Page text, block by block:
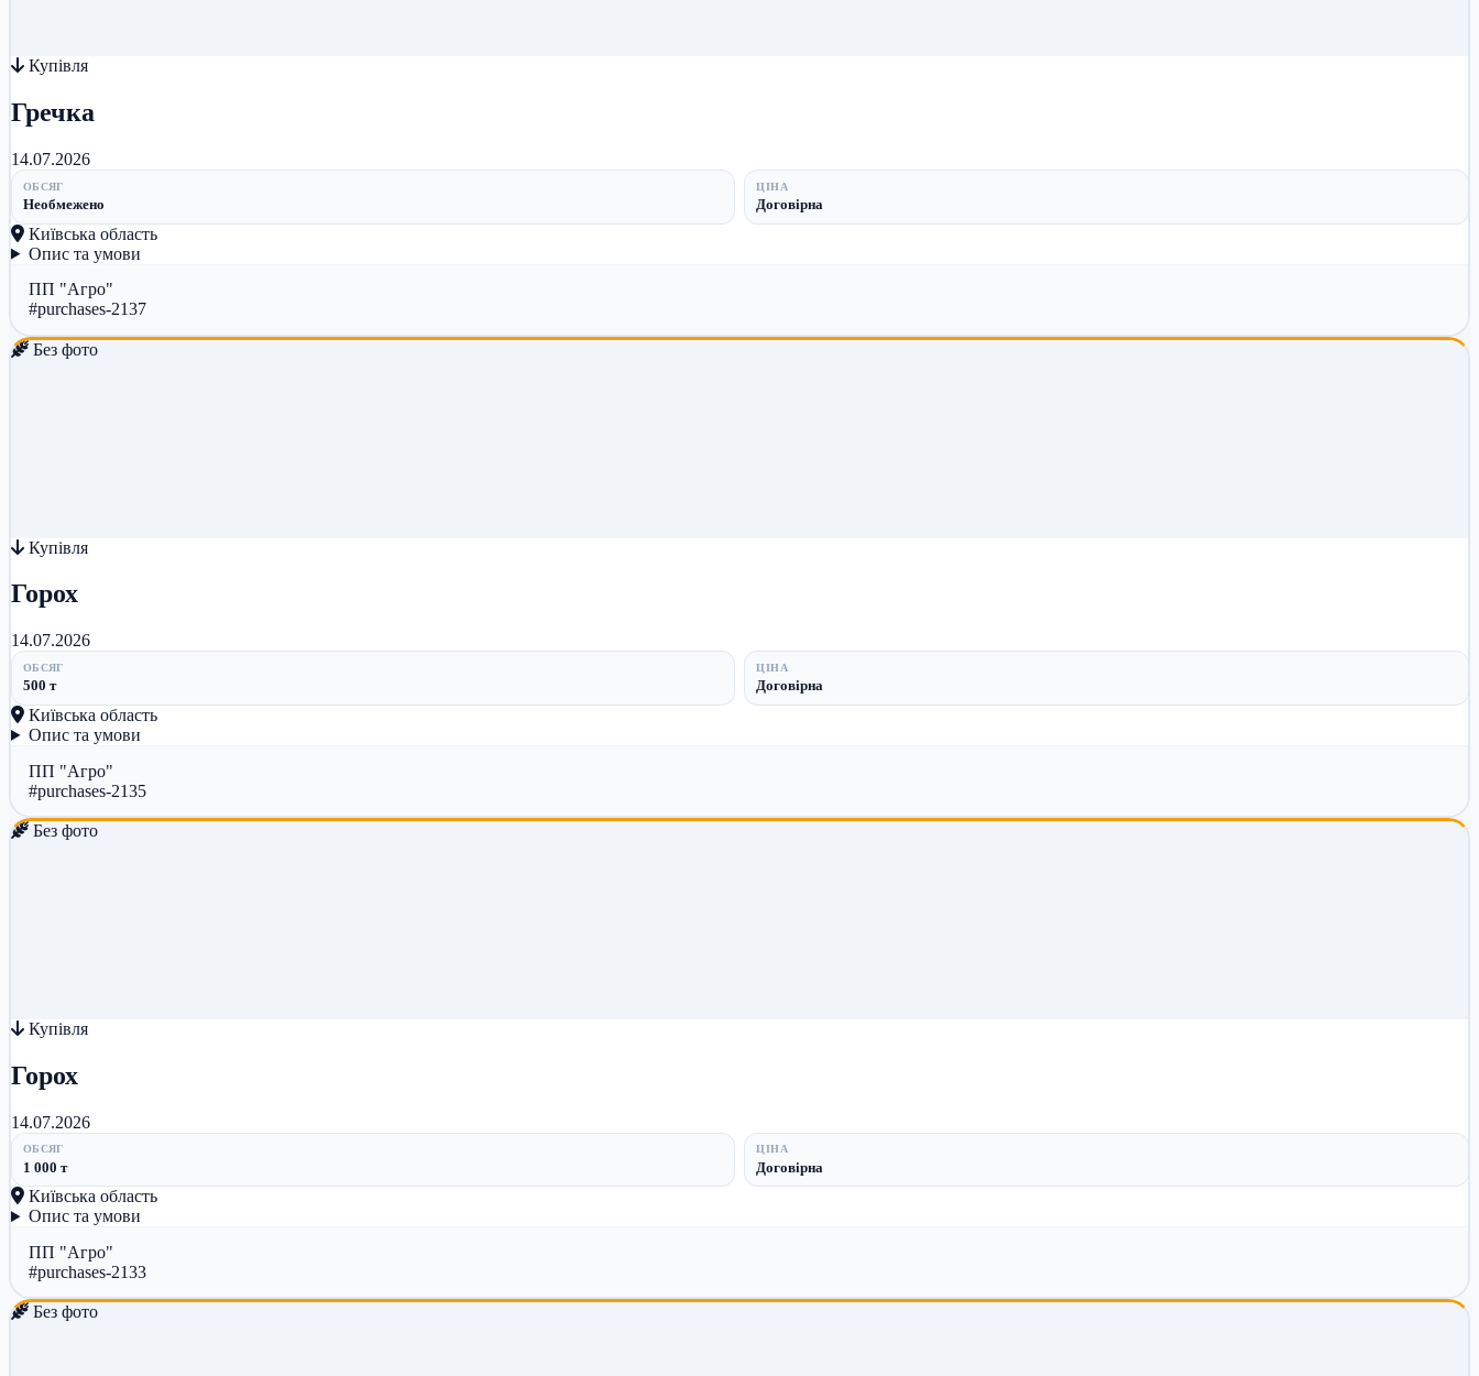
Купівля
Гречка
14.07.2026
ОБСЯГ
Необмежено
ЦІНА
Договірна
Київська область
Опис та умови
ПП "Агро"
#purchases-2137
Без фото
Купівля
Горох
14.07.2026
ОБСЯГ
500 т
ЦІНА
Договірна
Київська область
Опис та умови
ПП "Агро"
#purchases-2135
Без фото
Купівля
Горох
14.07.2026
ОБСЯГ
1 000 т
ЦІНА
Договірна
Київська область
Опис та умови
ПП "Агро"
#purchases-2133
Без фото